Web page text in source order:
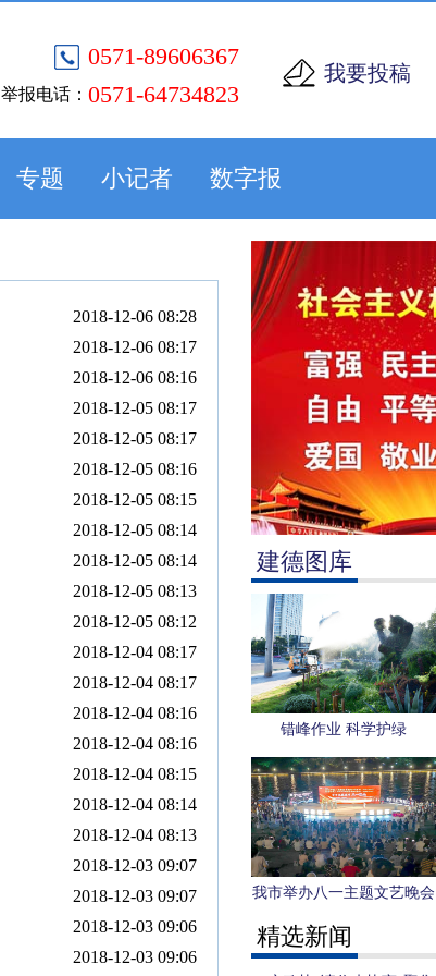
0571-89606367
举报电话： 0571-64734823
我要投稿
专题 小记者 数字报
建德图库
错峰作业 科学护绿
我市举办八一主题文艺晚会
精选新闻
2018-12-06 08:28
2018-12-06 08:17
2018-12-06 08:16
2018-12-05 08:17
2018-12-05 08:17
2018-12-05 08:16
2018-12-05 08:15
2018-12-05 08:14
2018-12-05 08:14
2018-12-05 08:13
2018-12-05 08:12
2018-12-04 08:17
2018-12-04 08:17
2018-12-04 08:16
2018-12-04 08:16
2018-12-04 08:15
2018-12-04 08:14
2018-12-04 08:13
2018-12-03 09:07
2018-12-03 09:07
2018-12-03 09:06
2018-12-03 09:06